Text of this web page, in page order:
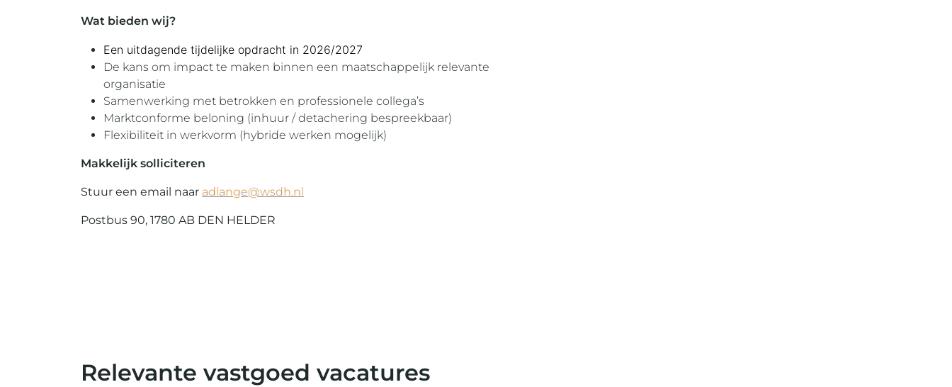
Wat bieden wij?
Een uitdagende tijdelijke opdracht in 2026/2027
De kans om impact te maken binnen een maatschappelijk relevante
organisatie
Samenwerking met betrokken en professionele collega’s
Marktconforme beloning (inhuur / detachering bespreekbaar)
Flexibiliteit in werkvorm (hybride werken mogelijk)
Makkelijk solliciteren
Stuur een email naar adlange@wsdh.nl
Postbus 90, 1780 AB DEN HELDER
Relevante vastgoed vacatures